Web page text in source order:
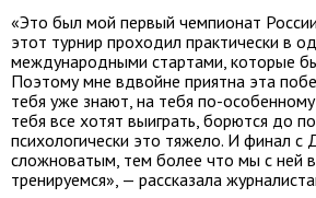
«Это был мой первый чемпионат
этот турнир проходил практически в
международными стартами, которые
Поэтому мне вдвойне приятна эта
тебя уже знают, на тебя по-
тебя все хотят выиграть, борются до
психологически это тяжело. И финал с
сложноватым, тем более что мы с ней
тренируемся», — рассказала